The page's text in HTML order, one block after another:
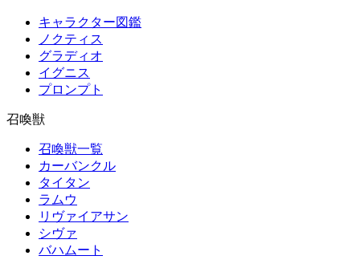
キャラクター図鑑
ノクティス
グラディオ
イグニス
プロンプト
召喚獣
召喚獣一覧
カーバンクル
タイタン
ラムウ
リヴァイアサン
シヴァ
バハムート